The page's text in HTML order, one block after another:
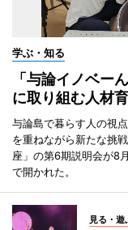
学ぶ・知る
「与論イノベ
に取り組む人材
与論島で暮らす人の視
を重ねながら新たな挑
座」の第6期説明会が8
で開かれた。
見る・遊